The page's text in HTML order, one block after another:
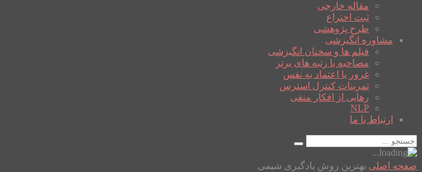
مقاله خارجی
ثبت اختراع
طرح پژوهشی
مشاوره انگیزشی
فیلم ها و سخنان انگیزشی
مصاحبه با رتبه های برتر
غرور یا اعتماد به نفس
تمرینات کنترل استرس
رهایی از افکار منفی
NLP
ارتباط با ما
صفحه اصلی بهترین روش یادگیری شیمی